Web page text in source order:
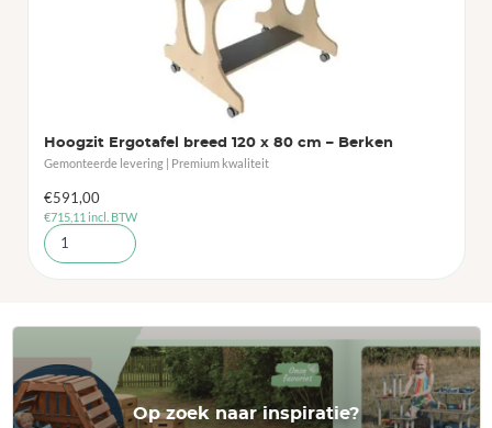
Hoogzit Ergotafel breed 120 x 80 cm – Berken
Gemonteerde levering | Premium kwaliteit
€591,00
€715,11 incl. BTW
Op zoek naar inspiratie?